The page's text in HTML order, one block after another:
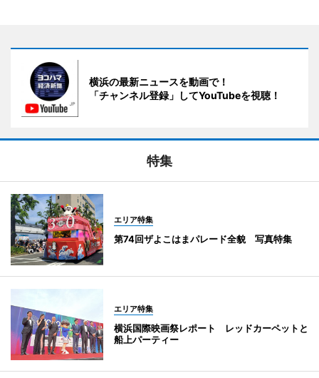
横浜の最新ニュースを動画で！
「チャンネル登録」してYouTubeを視聴！
特集
エリア特集
第74回ザよこはまパレード全貌 写真特集
エリア特集
横浜国際映画祭レポート レッドカーペットと
船上パーティー